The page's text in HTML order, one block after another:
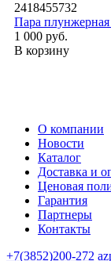
2418455732
Пара плунжерная
1 000 руб.
В корзину
О компании
Новости
Каталог
Доставка и
Ценовая
Гарантия
Партнеры
Контакты
+7(3852)200-272